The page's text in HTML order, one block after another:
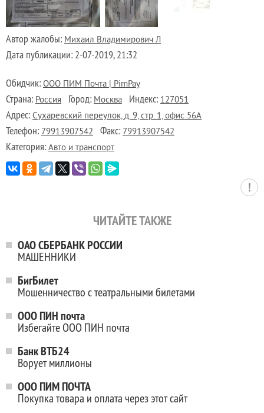
Автор жалобы: Михаил Владимирович Л
Дата публикации: 2-07-2019, 21:32
Обидчик: ООО ПИМ Почта | PimPay
Страна: Россия Город: Москва Индекс: 127051
Адрес: Сухаревский переулок, д. 9, стр. 1, офис 56А
Телефон: 79913907542 Факс: 79913907542
Категория: Авто и транспорт
ЧИТАЙТЕ ТАКЖЕ
ОАО СБЕРБАНК РОССИИ
МАШЕННИКИ
БигБилет
Мошенничество с театральными билетами
ООО ПИН почта
Избегайте ООО ПИН почта
Банк ВТБ24
Ворует миллионы
ООО ПИМ ПОЧТА
Покупка товара и оплата через этот сайт